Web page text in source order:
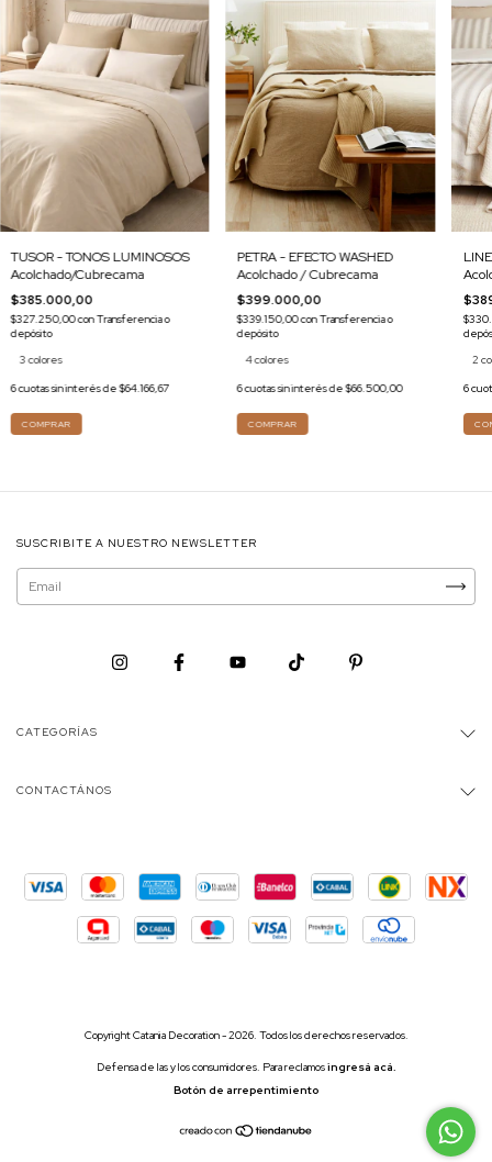
TUSOR - TONOS LUMINOSOS
Acolchado/Cubrecama
$385.000,00
$327.250,00conTransferencia o
depósito
3 colores
6cuotas sin interés de$64.166,67
COMPRAR
PETRA - EFECTO WASHED
Acolchado / Cubrecama
$399.000,00
$339.150,00conTransferencia o
depósito
4 colores
6cuotas sin interés de$66.500,00
COMPRAR
2
6
SUSCRIBITE A NUESTRO NEWSLETTER
CATEGORÍAS
CONTACTÁNOS
Copyright Catania Decoration - 2026. Todos los derechos reservados.
Defensa de las y los consumidores. Para reclamosingresá acá.
Botón de arrepentimiento